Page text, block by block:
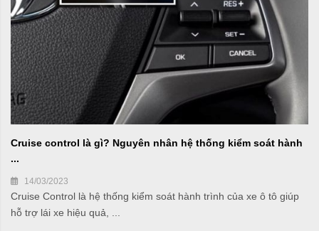
Cruise control là gì? Nguyên nhân hệ thống kiểm soát hành
...
14/03/2023
Cruise Control là hệ thống kiểm soát hành trình của xe ô tô giúp
hỗ trợ lái xe hiệu quả, ...